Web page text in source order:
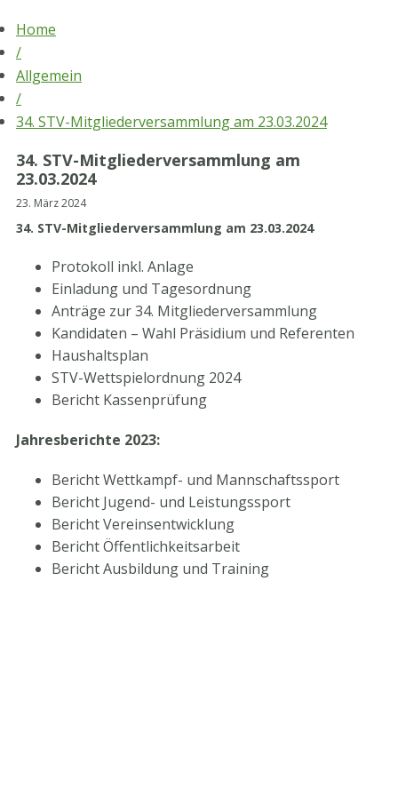
to
content
Home
/
Allgemein
/
34. STV-Mitgliederversammlung am 23.03.2024
34. STV-Mitgliederversammlung am
23.03.2024
23. März 2024
34. STV-Mitgliederversammlung am 23.03.2024
Protokoll inkl. Anlage
Einladung und Tagesordnung
Anträge zur 34. Mitgliederversammlung
Kandidaten – Wahl Präsidium und Referenten
Haushaltsplan
STV-Wettspielordnung 2024
Bericht Kassenprüfung
Jahresberichte 2023:
Bericht Wettkampf- und Mannschaftssport
Bericht Jugend- und Leistungssport
Bericht Vereinsentwicklung
Bericht Öffentlichkeitsarbeit
Bericht Ausbildung und Training